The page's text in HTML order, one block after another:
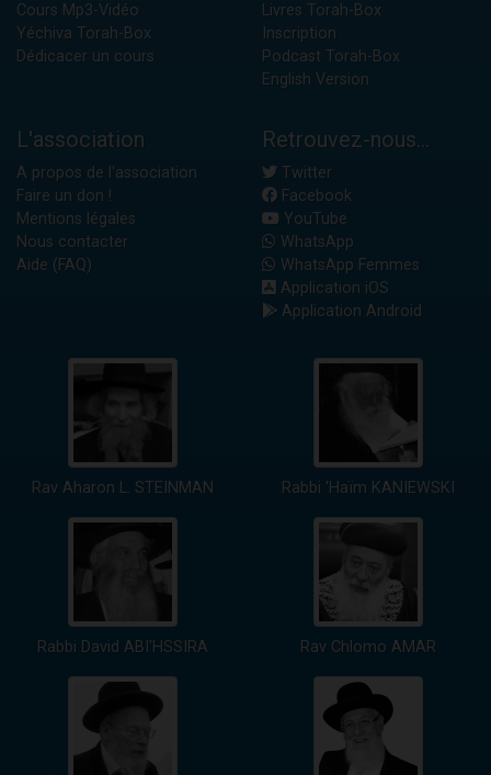
Cours Mp3-Vidéo
Yéchiva Torah-Box
Dédicacer un cours
Livres Torah-Box
Inscription
Podcast Torah-Box
English Version
L'association
A propos de l'association
Faire un don !
Mentions légales
Nous contacter
Aide (FAQ)
Retrouvez-nous...
Twitter
Facebook
YouTube
WhatsApp
WhatsApp Femmes
Application iOS
Application Android
Rav Aharon L. STEINMAN Rabbi 'Haïm KANIEWSKI
Rabbi David ABI'HSSIRA Rav Chlomo AMAR